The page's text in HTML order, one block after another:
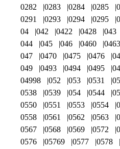
0282 0283 0284 0285
0291
0293 0294 0295
04
042 0422 0428 043
044
045 046 0460 0463
047
0470 0475 0476
049
0493 0494 0495
04998
052 053 0531
0538
0539 054 0544
0550
0551 0553 0554
0558
0561 0562 0563
0567
0568 0569 0572
0576
05769 0577 0578